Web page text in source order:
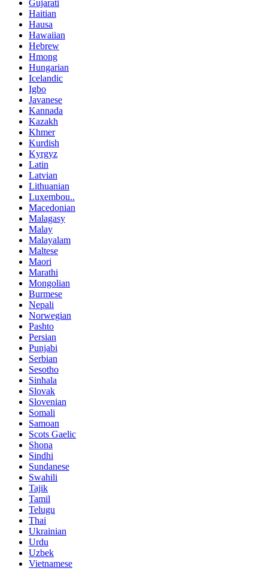
Gujarati
Haitian
Hausa
Hawaiian
Hebrew
Hmong
Hungarian
Icelandic
Igbo
Javanese
Kannada
Kazakh
Khmer
Kurdish
Kyrgyz
Latin
Latvian
Lithuanian
Luxembou..
Macedonian
Malagasy
Malay
Malayalam
Maltese
Maori
Marathi
Mongolian
Burmese
Nepali
Norwegian
Pashto
Persian
Punjabi
Serbian
Sesotho
Sinhala
Slovak
Slovenian
Somali
Samoan
Scots Gaelic
Shona
Sindhi
Sundanese
Swahili
Tajik
Tamil
Telugu
Thai
Ukrainian
Urdu
Uzbek
Vietnamese